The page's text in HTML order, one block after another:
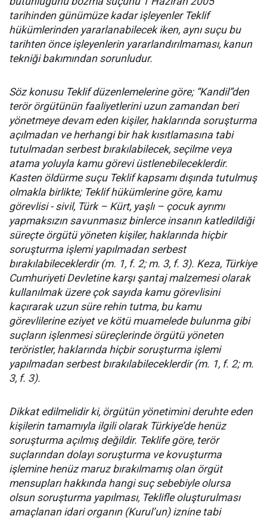
tarihinden günümüze kadar işleyenler Teklif
hükümlerinden yararlanabilecek iken, aynı suçu bu
tarihten önce işleyenlerin yararlandırılmaması, kanun
tekniği bakımından sorunludur.
Söz konusu Teklif düzenlemelerine göre; “Kandil”den
terör örgütünün faaliyetlerini uzun zamandan beri
yönetmeye devam eden kişiler, haklarında soruşturma
açılmadan ve herhangi bir hak kısıtlamasına tabi
tutulmadan serbest bırakılabilecek, seçilme veya
atama yoluyla kamu görevi üstlenebileceklerdir.
Kasten öldürme suçu Teklif kapsamı dışında tutulmuş
olmakla birlikte; Teklif hükümlerine göre, kamu
görevlisi - sivil, Türk – Kürt, yaşlı – çocuk ayrımı
yapmaksızın savunmasız binlerce insanın katledildiği
süreçte örgütü yöneten kişiler, haklarında hiçbir
soruşturma işlemi yapılmadan serbest
bırakılabileceklerdir (m. 1, f. 2; m. 3, f. 3). Keza, Türkiye
Cumhuriyeti Devletine karşı şantaj malzemesi olarak
kullanılmak üzere çok sayıda kamu görevlisini
kaçırarak uzun süre rehin tutma, bu kamu
görevlilerine eziyet ve kötü muamelede bulunma gibi
suçların işlenmesi süreçlerinde örgütü yöneten
teröristler, haklarında hiçbir soruşturma işlemi
yapılmadan serbest bırakılabileceklerdir (m. 1, f. 2; m.
3, f. 3).
Dikkat edilmelidir ki, örgütün yönetimini deruhte eden
kişilerin tamamıyla ilgili olarak Türkiye’de henüz
soruşturma açılmış değildir. Teklife göre, terör
suçlarından dolayı soruşturma ve kovuşturma
işlemine henüz maruz bırakılmamış olan örgüt
mensupları hakkında hangi suç sebebiyle olursa
olsun soruşturma yapılması, Teklifle oluşturulması
amaçlanan idari organın (Kurul’un) iznine tabi